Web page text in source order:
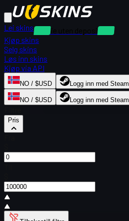
Lei skins
Utleie uten depositum
Kjøp skins
Selg skins
Løs inn skins
Kjøp via API
NO / $USD Logg inn med Steam
NO / $USD Logg inn med Steam
Pris